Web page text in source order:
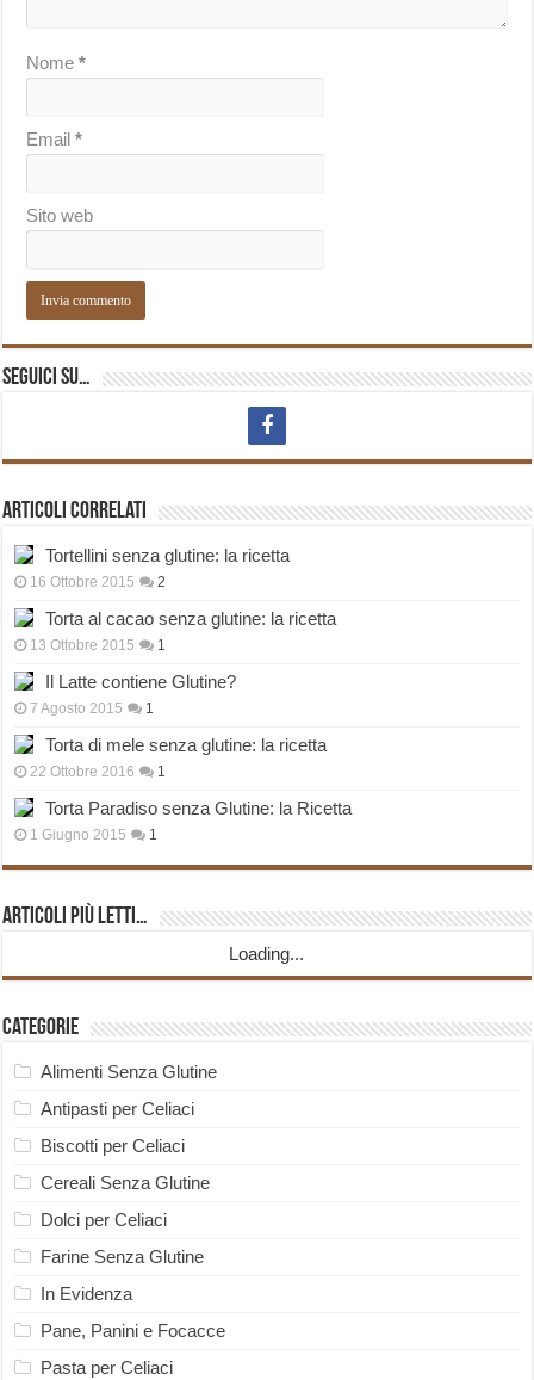
Nome*
Email*
Sito web
Seguici su…
Articoli correlati
Tortellini senza glutine: la ricetta
16 Ottobre 2015 2
Torta al cacao senza glutine: la ricetta
13 Ottobre 2015 1
Il Latte contiene Glutine?
7 Agosto 2015 1
Torta di mele senza glutine: la ricetta
22 Ottobre 2016 1
Torta Paradiso senza Glutine: la Ricetta
1 Giugno 2015 1
Articoli più Letti…
Loading...
Categorie
Alimenti Senza Glutine
Antipasti per Celiaci
Biscotti per Celiaci
Cereali Senza Glutine
Dolci per Celiaci
Farine Senza Glutine
In Evidenza
Pane, Panini e Focacce
Pasta per Celiaci